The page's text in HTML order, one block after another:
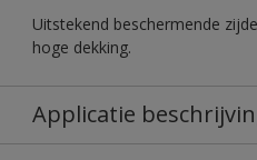
Uitstekend beschermende
hoge dekking.
Applicatie